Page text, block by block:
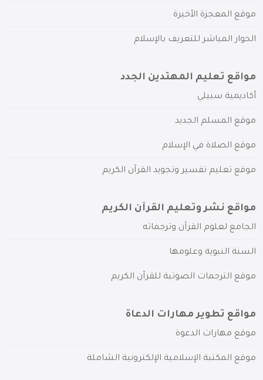
موقع المعجزة الأخيرة
الحوار المباشر للتعريف بالإسلام
مواقع تعليم المهتدين الجدد
أكاديمية سبيلي
موقع المسلم الجديد
موقع الصلاة في الإسلام
موقع تعليم تفسير وتجويد القرآن الكريم
مواقع نشر وتعليم القرآن الكريم
الجامع لعلوم القرآن وترجماته
السنة النبوية وعلومها
موقع الترجمات الصوتية للقرآن الكريم
مواقع تطوير مهارات الدعاة
موقع مهارات الدعوة
موقع المكتبة الإسلامية الإلكترونية الشاملة